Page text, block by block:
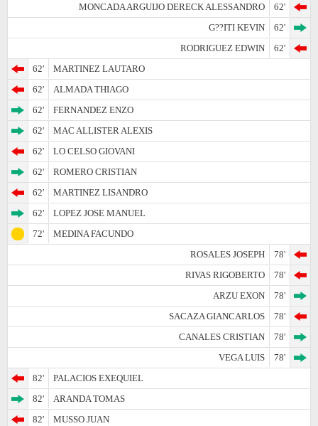
MONCADA ARGUIJO DERECK ALESSANDRO
62'
G??ITI KEVIN
62'
RODRIGUEZ EDWIN
62'
62'
MARTINEZ LAUTARO
62'
ALMADA THIAGO
62'
FERNANDEZ ENZO
62'
MAC ALLISTER ALEXIS
62'
LO CELSO GIOVANI
62'
ROMERO CRISTIAN
62'
MARTINEZ LISANDRO
62'
LOPEZ JOSE MANUEL
72'
MEDINA FACUNDO
ROSALES JOSEPH
78'
RIVAS RIGOBERTO
78'
ARZU EXON
78'
SACAZA GIANCARLOS
78'
CANALES CRISTIAN
78'
VEGA LUIS
78'
82'
PALACIOS EXEQUIEL
82'
ARANDA TOMAS
82'
MUSSO JUAN